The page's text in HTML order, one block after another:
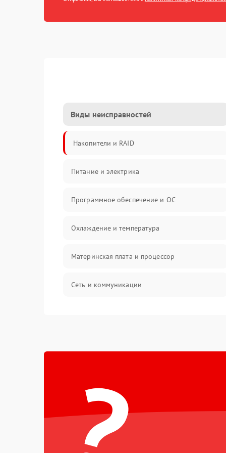
Виды неисправностей
Накопители и RAID
Питание и электрика
Программное обеспечение и ОС
Охлаждение и температура
Материнская плата и процессор
Сеть и коммуникации
Контроллеры и интерфейсы
Виртуализация и сервисы